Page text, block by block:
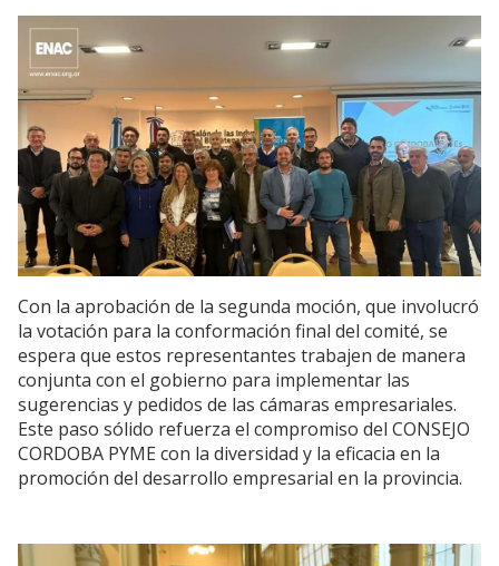
Con la aprobación de la segunda moción, que involucró
la votación para la conformación final del comité, se
espera que estos representantes trabajen de manera
conjunta con el gobierno para implementar las
sugerencias y pedidos de las cámaras empresariales.
Este paso sólido refuerza el compromiso del CONSEJO
CORDOBA PYME con la diversidad y la eficacia en la
promoción del desarrollo empresarial en la provincia.